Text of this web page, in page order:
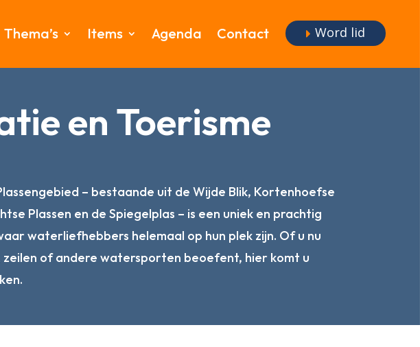
Thema’s Items Agenda Contact Word lid
en Toerisme
– bestaande uit de Wijde Blik, Kortenhoefse
Plassen en de Spiegelplas – is een uniek en prachtig
waterliefhebbers helemaal op hun plek zijn. Of u nu
of andere watersporten beoefent, hier komt u